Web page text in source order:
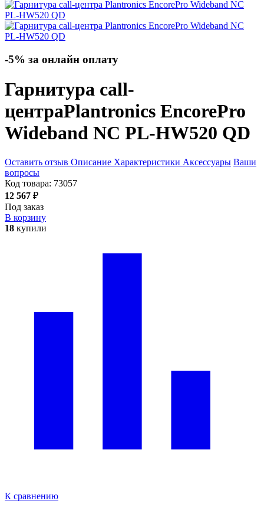
-5% за онлайн оплату
Гарнитура call-
центраPlantronics EncorePro
Wideband NC PL-HW520 QD
Оставить отзыв Описание Характеристики Аксессуары Ваши
вопросы
Код товара: 73057
12 567 ₽
Под заказ
В корзину
18 купили
К сравнению